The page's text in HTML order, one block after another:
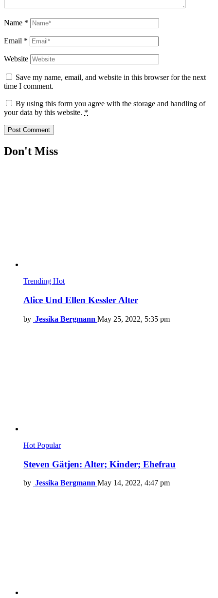
Name *
Email *
Website
Save my name, email, and website in this browser for the next
time I comment.
By using this form you agree with the storage and handling of
your data by this website. *
Don't Miss
Trending Hot
Alice Und Ellen Kessler Alter
by Jessika Bergmann May 25, 2022, 5:35 pm
Hot Popular
Steven Gätjen: Alter; Kinder; Ehefrau
by Jessika Bergmann May 14, 2022, 4:47 pm